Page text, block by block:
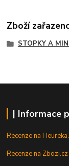
Zboží
STOPKY A
| Informace
Recenze na
Recenze na Zbozi.cz